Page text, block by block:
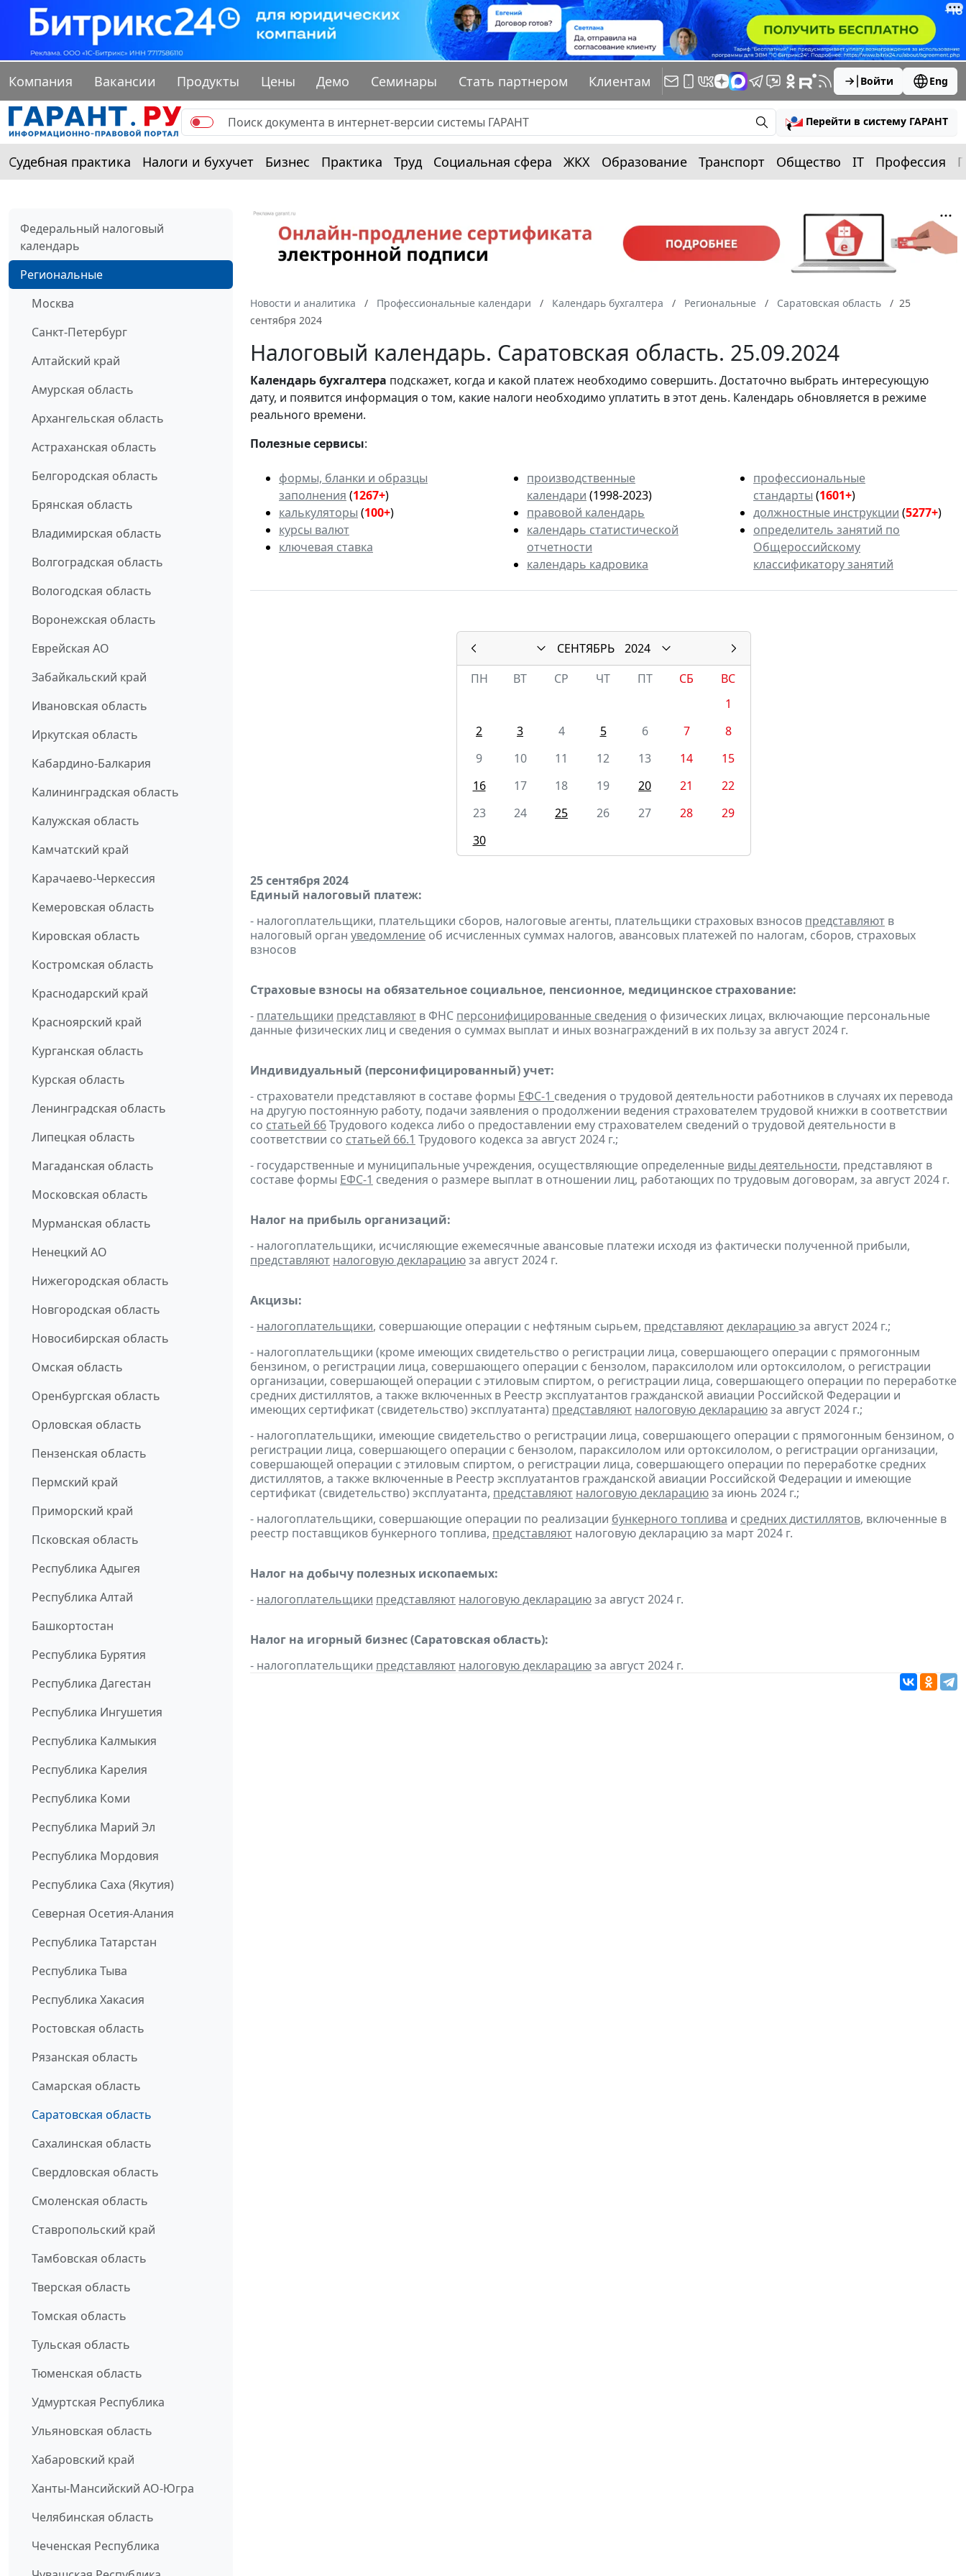
Компания Вакансии Продукты Цены Демо Семинары Стать партнером Клиентам Войти Eng
Перейти в систему ГАРАНТ
Судебная практика Налоги и бухучет Бизнес Практика Труд Социальная сфера ЖКХ Образование Транспорт Общество IT Профессия
Федеральный налоговый
календарь
Региональные
Москва
Санкт-Петербург
Алтайский край
Амурская область
Архангельская область
Астраханская область
Белгородская область
Брянская область
Владимирская область
Волгоградская область
Вологодская область
Воронежская область
Еврейская АО
Забайкальский край
Ивановская область
Иркутская область
Кабардино-Балкария
Калининградская область
Калужская область
Камчатский край
Карачаево-Черкессия
Кемеровская область
Кировская область
Костромская область
Краснодарский край
Красноярский край
Курганская область
Курская область
Ленинградская область
Липецкая область
Магаданская область
Московская область
Мурманская область
Ненецкий АО
Нижегородская область
Новгородская область
Новосибирская область
Омская область
Оренбургская область
Орловская область
Пензенская область
Пермский край
Приморский край
Псковская область
Республика Адыгея
Республика Алтай
Башкортостан
Республика Бурятия
Республика Дагестан
Республика Ингушетия
Республика Калмыкия
Республика Карелия
Республика Коми
Республика Марий Эл
Республика Мордовия
Республика Саха (Якутия)
Северная Осетия-Алания
Республика Татарстан
Республика Тыва
Республика Хакасия
Ростовская область
Рязанская область
Самарская область
Саратовская область
Сахалинская область
Свердловская область
Смоленская область
Ставропольский край
Тамбовская область
Тверская область
Томская область
Тульская область
Тюменская область
Удмуртская Республика
Ульяновская область
Хабаровский край
Ханты-Мансийский АО-Югра
Челябинская область
Чеченская Республика
Новости и аналитика Профессиональные календари Календарь бухгалтера Региональные Саратовская область
25
сентября 2024
Налоговый календарь. Саратовская область. 25.09.2024
Календарьбухгалтера подскажет, когда и какой платеж необходимо совершить. Достаточно выбрать интересующую
дату, и появится информация о том, какие налоги необходимо уплатить в этот день. Календарь обновляется в режиме
реального времени.
Полезные сервисы:
формы, бланки и образцы
заполнения (1267+)
калькуляторы (100+)
курсы валют
ключевая ставка
производственные
календари (1998-2023)
правовой календарь
календарь статистической
отчетности
календарь кадровика
профессиональные
стандарты (1601+)
должностные инструкции (5277+)
определитель занятий по
Общероссийскому
классификатору занятий
СЕНТЯБРЬ
2024
ПН
ВТ СР ЧТ ПТ СБ
ВС
1
2
3 4 5 6 7
8
9
10 11 12 13 14
15
16
17 18 19 20 21
22
23
24 25 26 27 28
29
30
25 сентября 2024
Единый налоговый платеж:
- налогоплательщики, плательщики сборов, налоговые агенты, плательщики страховых взносов представляют в
налоговый орган уведомление об исчисленных суммах налогов, авансовых платежей по налогам, сборов, страховых
взносов
Страховые взносы на обязательное социальное, пенсионное, медицинское страхование:
- плательщики представляют в ФНС персонифицированные сведения о физических лицах, включающие персональные
данные физических лиц и сведения о суммах выплат и иных вознаграждений в их пользу за август 2024 г.
Индивидуальный (персонифицированный) учет:
- страхователи представляют в составе формы ЕФС-1 сведения о трудовой деятельности работников в случаях их перевода
на другую постоянную работу, подачи заявления о продолжении ведения страхователем трудовой книжки в соответствии
со статьей 66Трудового кодекса либо о предоставлении ему страхователем сведений о трудовой деятельности в
соответствии со статьей 66.1 Трудового кодекса за август 2024 г.;
- государственные и муниципальные учреждения, осуществляющие определенные виды деятельности, представляют в
составе формы ЕФС-1 сведения о размере выплат в отношении лиц, работающих по трудовым договорам, за август 2024 г.
Налог на прибыль организаций:
- налогоплательщики, исчисляющие ежемесячные авансовые платежи исходя из фактически полученной прибыли,
представляют налоговую декларациюза август 2024 г.
Акцизы:
- налогоплательщики, совершающие операции с нефтяным сырьем, представляютдекларациюза август 2024 г.;
- налогоплательщики (кроме имеющих свидетельство о регистрации лица, совершающего операции с прямогонным
бензином, о регистрации лица, совершающего операции с бензолом, параксилолом или ортоксилолом, о регистрации
организации, совершающей операции с этиловым спиртом, о регистрации лица, совершающего операции по переработке
средних дистиллятов, а также включенных в Реестр эксплуатантов гражданской авиации Российской Федерации и
имеющих сертификат (свидетельство) эксплуатанта) представляют налоговую декларациюза август 2024 г.;
- налогоплательщики, имеющие свидетельство о регистрации лица, совершающего операции с прямогонным бензином, о
регистрации лица, совершающего операции с бензолом, параксилолом или ортоксилолом, о регистрации организации,
совершающей операции с этиловым спиртом, о регистрации лица, совершающего операции по переработке средних
дистиллятов, а также включенные в Реестр эксплуатантов гражданской авиации Российской Федерации и имеющие
сертификат (свидетельство) эксплуатанта, представляют налоговую декларациюза июнь 2024 г.;
- налогоплательщики, совершающие операции по реализации бункерного топлива и средних дистиллятов, включенные в
реестр поставщиков бункерного топлива, представляют налоговую декларацию за март 2024 г.
Налог на добычу полезных ископаемых:
- налогоплательщики представляют налоговую декларациюза август 2024 г.
Налог на игорный бизнес (Саратовская область):
- налогоплательщики представляют налоговую декларациюза август 2024 г.